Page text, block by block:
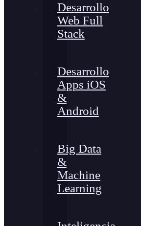
Desarrollo
Web Full
Stack
Desarrollo
Apps iOS
&
Android
Big Data
&
Machine
Learning